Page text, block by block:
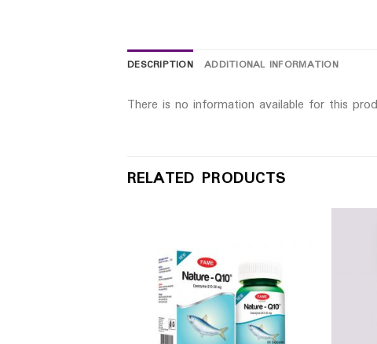
DESCRIPTION ADDITIONAL INFORMATION
There is no information available for this
RELATED PRODUCTS